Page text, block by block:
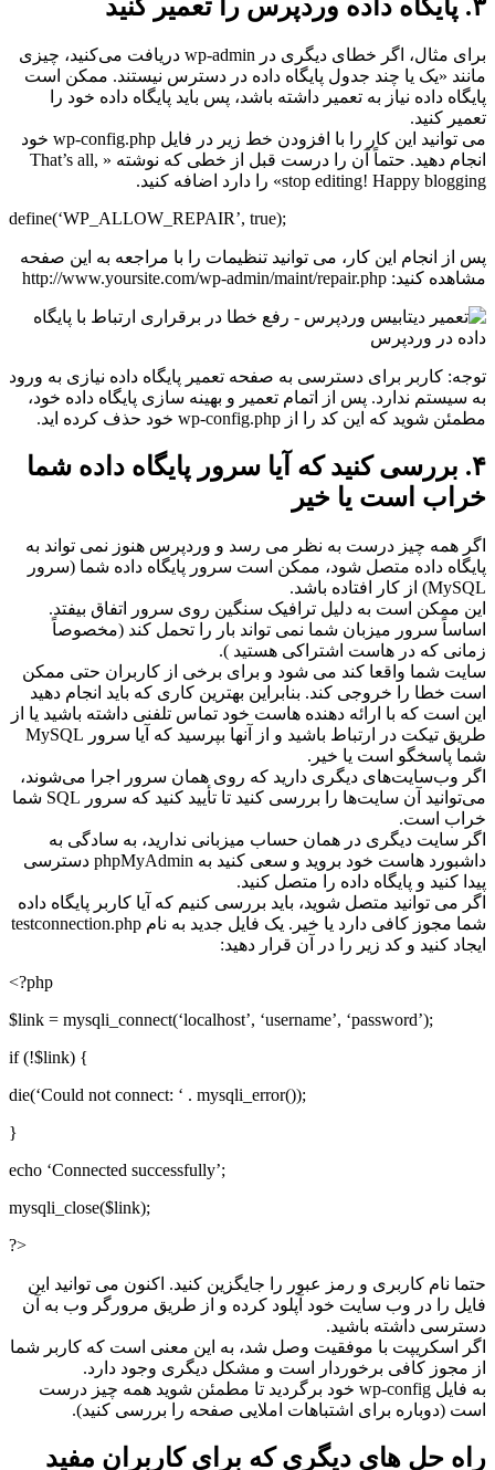
۳. پایگاه داده وردپرس را تعمیر کنید
برای مثال، اگر خطای دیگری در wp-admin دریافت می‌کنید، چیزی
مانند «یک یا چند جدول پایگاه داده در دسترس نیستند. ممکن است
پایگاه داده نیاز به تعمیر داشته باشد، پس باید پایگاه داده خود را
تعمیر کنید.
می توانید این کار را با افزودن خط زیر در فایل wp-config.php خود
انجام دهید. حتماً آن را درست قبل از خطی که نوشته « That’s all,
stop editing! Happy blogging» را دارد اضافه کنید.
define(‘WP_ALLOW_REPAIR’, true);
پس از انجام این کار، می توانید تنظیمات را با مراجعه به این صفحه
مشاهده کنید: http://www.yoursite.com/wp-admin/maint/repair.php
توجه: کاربر برای دسترسی به صفحه تعمیر پایگاه داده نیازی به ورود
به سیستم ندارد. پس از اتمام تعمیر و بهینه سازی پایگاه داده خود،
مطمئن شوید که این کد را از wp-config.php خود حذف کرده اید.
۴. بررسی کنید که آیا سرور پایگاه داده شما
خراب است یا خیر
اگر همه چیز درست به نظر می رسد و وردپرس هنوز نمی تواند به
پایگاه داده متصل شود، ممکن است سرور پایگاه داده شما (سرور
MySQL) از کار افتاده باشد.
این ممکن است به دلیل ترافیک سنگین روی سرور اتفاق بیفتد.
اساساً سرور میزبان شما نمی تواند بار را تحمل کند (مخصوصاً
زمانی که در هاست اشتراکی هستید ).
سایت شما واقعا کند می شود و برای برخی از کاربران حتی ممکن
است خطا را خروجی کند. بنابراین بهترین کاری که باید انجام دهید
این است که با ارائه دهنده هاست خود تماس تلفنی داشته باشید یا از
طریق تیکت در ارتباط باشید و از آنها بپرسید که آیا سرور MySQL
شما پاسخگو است یا خیر.
اگر وب‌سایت‌های دیگری دارید که روی همان سرور اجرا می‌شوند،
می‌توانید آن سایت‌ها را بررسی کنید تا تأیید کنید که سرور SQL شما
خراب است.
اگر سایت دیگری در همان حساب میزبانی ندارید، به سادگی به
داشبورد هاست خود بروید و سعی کنید به phpMyAdmin دسترسی
پیدا کنید و پایگاه داده را متصل کنید.
اگر می توانید متصل شوید، باید بررسی کنیم که آیا کاربر پایگاه داده
شما مجوز کافی دارد یا خیر. یک فایل جدید به نام testconnection.php
ایجاد کنید و کد زیر را در آن قرار دهید:
<?php
$link = mysqli_connect(‘localhost’, ‘username’, ‘password’);
if (!$link) {
die(‘Could not connect: ‘ . mysqli_error());
}
echo ‘Connected successfully’;
mysqli_close($link);
?>
حتما نام کاربری و رمز عبور را جایگزین کنید. اکنون می توانید این
فایل را در وب سایت خود آپلود کرده و از طریق مرورگر وب به آن
دسترسی داشته باشید.
اگر اسکریپت با موفقیت وصل شد، به این معنی است که کاربر شما
از مجوز کافی برخوردار است و مشکل دیگری وجود دارد.
به فایل wp-config خود برگردید تا مطمئن شوید همه چیز درست
است (دوباره برای اشتباهات املایی صفحه را بررسی کنید).
راه حل های دیگری که برای کاربران مفید